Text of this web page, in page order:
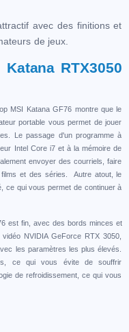
avec des finitions et
de jeux.
RTX3050
MSI Katana GF76 montre que le
portable vous permet de jouer
Le passage d'un programme à
Intel Core i7 et à la mémoire de
envoyer des courriels, faire
et des séries. Autre atout, le
ce qui vous permet de continuer à
est fin, avec des bords minces et
NVIDIA GeForce RTX 3050,
les paramètres les plus élevés.
ce qui vous évite de souffrir
de refroidissement, ce qui vous